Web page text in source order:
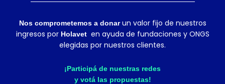
Nos comprometemos a donarun valor fijo de nuestros
ingresos por Holavet en ayuda de fundaciones y ONGS
elegidas por nuestros clientes.
¡Participá de nuestras redes
y votá las propuestas!